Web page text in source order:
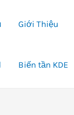
Giới Thiệu
Biến tần KDE